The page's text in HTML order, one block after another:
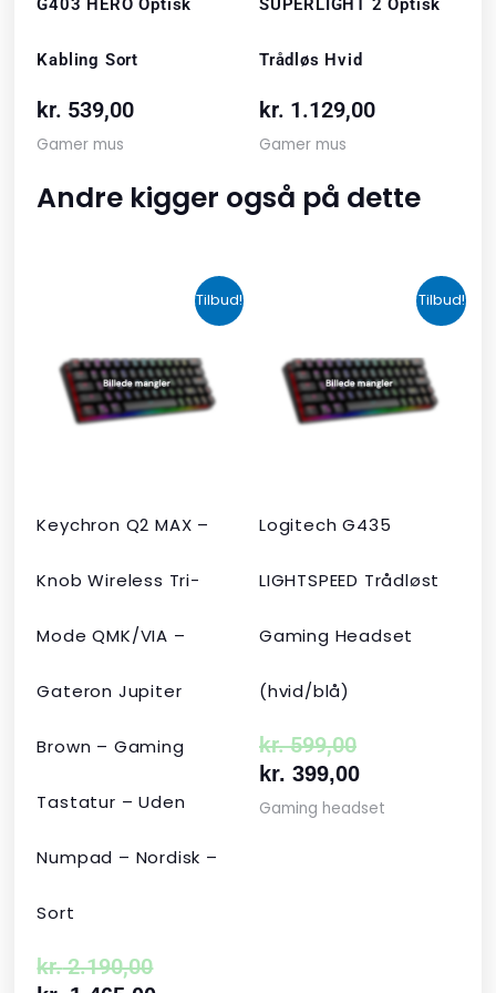
G403 HERO Optisk
Kabling Sort
kr. 539,00
Gamer mus
SUPERLIGHT 2 Optisk
Trådløs Hvid
kr. 1.129,00
Gamer mus
Andre kigger også på dette
Tilbud!
Keychron Q2 MAX –
Knob Wireless Tri-
Mode QMK/VIA –
Gateron Jupiter
Brown – Gaming
Tastatur – Uden
Numpad – Nordisk –
Sort
kr.2.190,00
oprindelige
pris
var:
kr. 2.190,00.
Den
aktuelle
pris
er:
kr. 1.465,00.
Tilbud!
Logitech G435
LIGHTSPEED Trådløst
Gaming Headset
(hvid/blå)
kr.599,00
oprindelige
pris
var:
kr. 599,00.
kr. 399,00
aktuelle
pris
er:
kr. 399,00.
Gaming headset